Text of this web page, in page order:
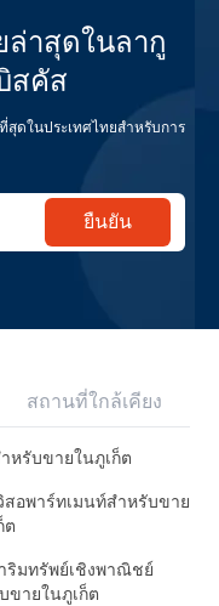
าสุดในลากู
สคัส
สุดในประเทศไทยสำหรับการ
ยืนยัน
สถานที่ใกล้เคียง
หรับขายในภูเก็ต
สอพาร์ทเมนท์สำหรับขาย
ต
ริมทรัพย์เชิงพาณิชย์
ขายในภูเก็ต